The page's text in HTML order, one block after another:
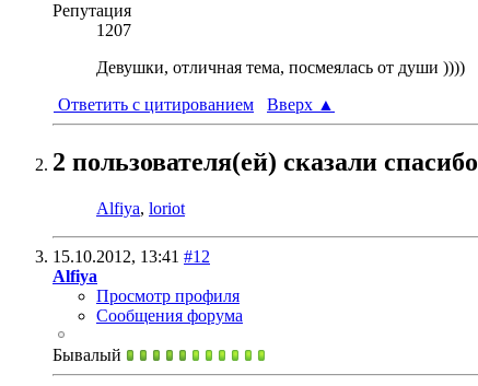
Репутация
1207
Девушки, отличная тема, посмеялась от души ))))
Ответить с цитированием
Вверх ▲
2 пользователя(ей) сказали
Alfiya, loriot
15.10.2012, 13:41 #12
Alfiya
Просмотр профиля
Сообщения форума
Бывалый